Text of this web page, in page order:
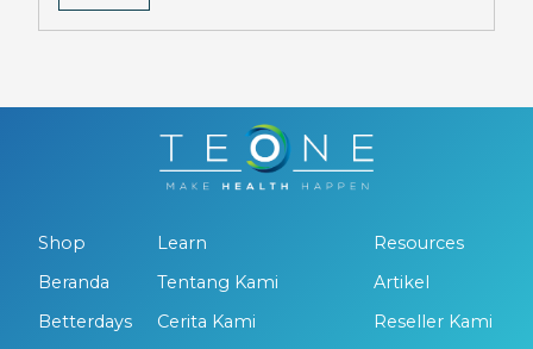
Shop
Beranda
Betterdays
Learn
Tentang Kami
Cerita Kami
Resources
Artikel
Reseller Kami